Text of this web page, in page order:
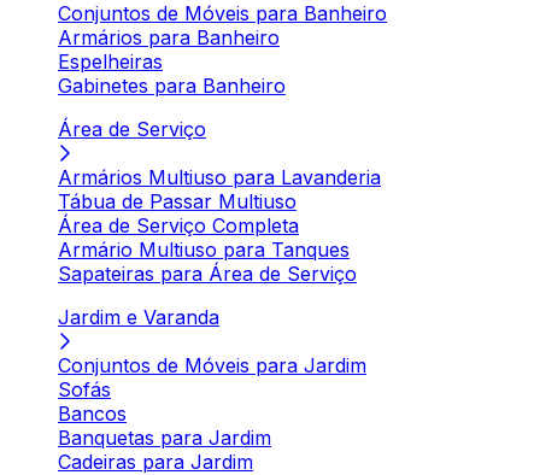
Conjuntos de Móveis para Banheiro
Armários para Banheiro
Espelheiras
Gabinetes para Banheiro
Área de Serviço
Armários Multiuso para Lavanderia
Tábua de Passar Multiuso
Área de Serviço Completa
Armário Multiuso para Tanques
Sapateiras para Área de Serviço
Jardim e Varanda
Conjuntos de Móveis para Jardim
Sofás
Bancos
Banquetas para Jardim
Cadeiras para Jardim